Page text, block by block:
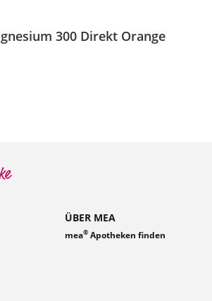
300 Direkt Orange
ÜBER MEA
mea® Apotheken finden